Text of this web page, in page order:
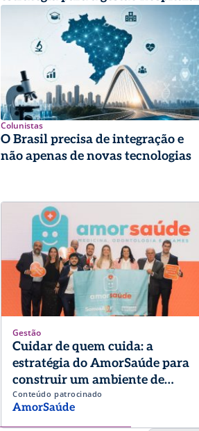
Colunistas
O Brasil precisa de integração e
não apenas de novas tecnologias
Gestão
Cuidar de quem cuida: a
estratégia do AmorSaúde para
construir um ambiente de
trabalho de excelência
Conteúdo patrocinado
AmorSaúde